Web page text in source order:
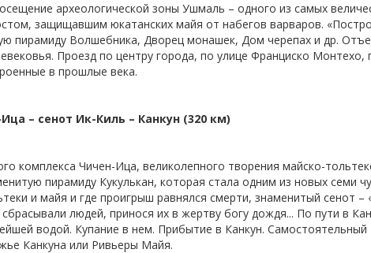
археологической зоны Ушмаль – одного из самых
защищавшим юкатанских майя от набегов варваров.
пирамиду Волшебника, Дворец монашек, Дом черепах и др.
Проезд по центру города, по улице Франциско
в прошлые века.
– сенот Ик-Киль – Канкун (320 км)
комплекса Чичен-Ица, великолепного творения майско-
пирамиду Кукулькан, которая стала одним из новых семи
и майя и где проигрыш равнялся смерти, знаменитый сенот
людей, принося их в жертву богу дождя... По пути в
водой. Купание в нем. Прибытие в Канкун.
Канкуна или Ривьеры Майя.